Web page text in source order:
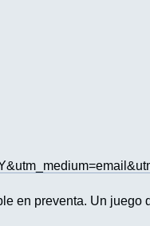
en preventa. Un juego